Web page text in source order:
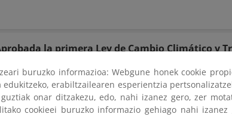
la primera Ley de Cambio Climático y
el I Plan de Acción de Economía
de Ley de Residuos y Suelos
buruzko informazioa: Webgune honek cookie
erabiltzailearen esperientzia
guztiak onar ditzakezu, edo, nahi izanez gero, zer
cookieei buruzko informazio gehiago nahi